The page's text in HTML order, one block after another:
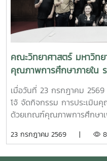
คณะวิทยาศาสตร์ มหาวิท
คุณภาพการศึกษาภายใน
ประจำปีการศึกษา 2568
เมื่อวันที่ 23 กรกฎาคม
โจ้ จัดกิจกรรม การประเมิน
ด้วยเกณฑ์คุณภาพการศึกษาเ
EdPEx) ประจำปีการศึกษา
23 กรกฎาคม 2569 |